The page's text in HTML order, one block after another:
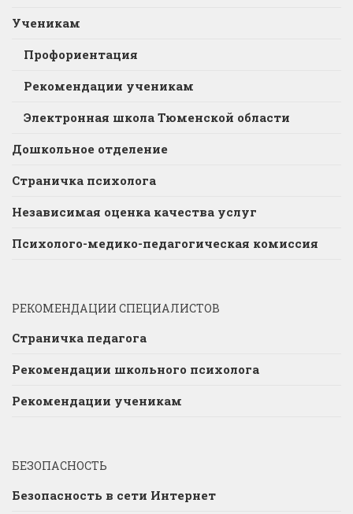
Ученикам
Профориентация
Рекомендации ученикам
Электронная школа Тюменской области
Дошкольное отделение
Страничка психолога
Независимая оценка качества услуг
Психолого-медико-педагогическая комиссия
РЕКОМЕНДАЦИИ СПЕЦИАЛИСТОВ
Страничка педагога
Рекомендации школьного психолога
Рекомендации ученикам
БЕЗОПАСНОСТЬ
Безопасность в сети Интернет